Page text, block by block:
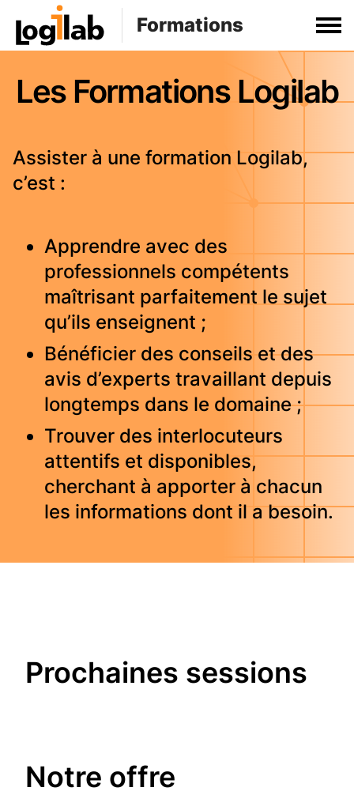
Formations
Les Formations Logilab
Assister à une formation Logilab,
c’est :
Apprendre avec des
professionnels compétents
maîtrisant parfaitement le sujet
qu’ils enseignent ;
Bénéficier des conseils et des
avis d’experts travaillant depuis
longtemps dans le domaine ;
Trouver des interlocuteurs
attentifs et disponibles,
cherchant à apporter à chacun
les informations dont il a besoin.
Pro­chai­nes ses­sions
No­tre of­fre